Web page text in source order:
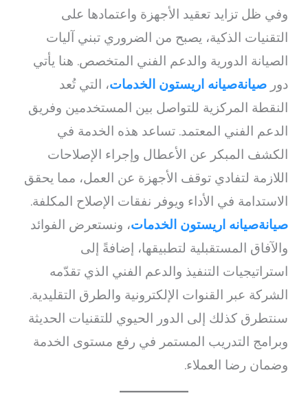
وفي ظل تزايد تعقيد الأجهزة واعتمادها على
التقنيات الذكية، يصبح من الضروري تبني آليات
الصيانة الدورية والدعم الفني المتخصص. هنا يأتي
دورصيانةصيانه اريستون الخدمات، التي تُعد
النقطة المركزية للتواصل بين المستخدمين وفريق
الدعم الفني المعتمد. تساعد هذه الخدمة في
الكشف المبكر عن الأعطال وإجراء الإصلاحات
اللازمة لتفادي توقف الأجهزة عن العمل، مما يحقق
الاستدامة في الأداء ويوفر نفقات الإصلاح المكلفة.
صيانةصيانه اريستون الخدمات، ونستعرض الفوائد
والآفاق المستقبلية لتطبيقها، إضافةً إلى
استراتيجيات التنفيذ والدعم الفني الذي تقدّمه
الشركة عبر القنوات الإلكترونية والطرق التقليدية.
سنتطرق كذلك إلى الدور الحيوي للتقنيات الحديثة
وبرامج التدريب المستمر في رفع مستوى الخدمة
وضمان رضا العملاء.